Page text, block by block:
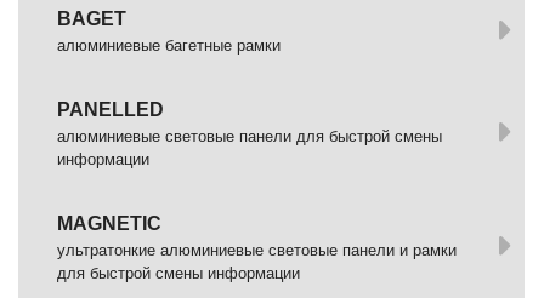
BAGET
алюминиевые багетные рамки
PANELLED
алюминиевые световые панели для быстрой смены
информации
MAGNETIC
ультратонкие алюминиевые световые панели и рамки
для быстрой смены информации